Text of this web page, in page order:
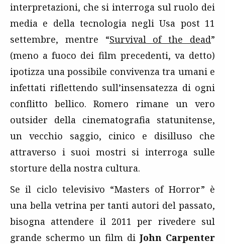
interpretazioni, che si interroga sul ruolo dei
media e della tecnologia negli Usa post 11
settembre, mentre “Survival of the dead”
(meno a fuoco dei film precedenti, va detto)
ipotizza una possibile convivenza tra umani e
infettati riflettendo sull’insensatezza di ogni
conflitto bellico. Romero rimane un vero
outsider della cinematografia statunitense,
un vecchio saggio, cinico e disilluso che
attraverso i suoi mostri si interroga sulle
storture della nostra cultura.
Se il ciclo televisivo “Masters of Horror” è
una bella vetrina per tanti autori del passato,
bisogna attendere il 2011 per rivedere sul
grande schermo un film di John Carpenter